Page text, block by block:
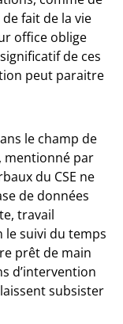
fait de la vie
office oblige
de ces
peut paraitre
le champ de
mentionné par
du CSE ne
de données
travail
le suivi du temps
prêt de main
d’intervention
subsister